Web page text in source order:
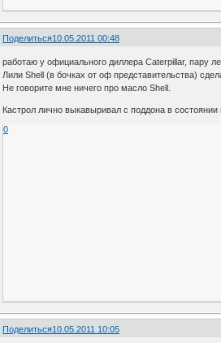
Поделиться10.05.2011 00:48
работаю у официального диллера Caterpillar, пару
Лили Shell (в бочках от оф представительства)
Не говорите мне ничего про масло Shell.
Кастрол лично выкавыривал с поддона в
0
Поделиться10.05.2011 10:05